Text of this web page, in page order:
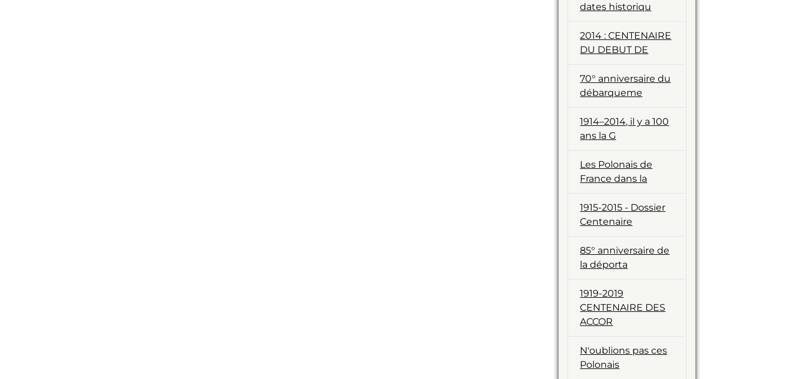
dates historiqu
2014 : CENTENAIRE
DU DEBUT DE
70° anniversaire du
débarqueme
1914–2014, il y a 100
ans la G
Les Polonais de
France dans la
1915-2015 - Dossier
Centenaire
85° anniversaire de
la déporta
1919-2019
CENTENAIRE DES
ACCOR
N'oublions pas ces
Polonais